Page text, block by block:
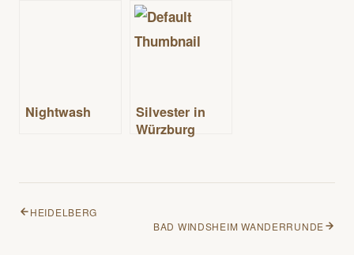
Nightwash
Silvester in
Würzburg
HEIDELBERG
BAD WINDSHEIM WANDERRUNDE